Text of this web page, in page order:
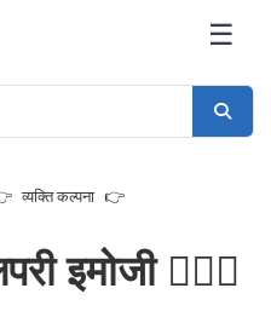
☰
व्यक्ति कल्पना
इमोजी 🧜🏿‍♀️